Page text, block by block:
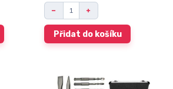
Přidat do košíku